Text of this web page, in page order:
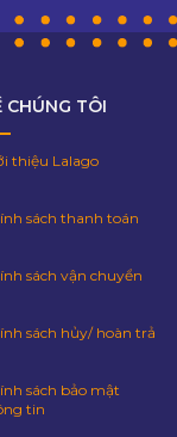
CHÚNG TÔI
thiệu Lalago
sách thanh toán
sách vận chuyển
sách hủy/ hoàn trả
sách bảo mật
tin